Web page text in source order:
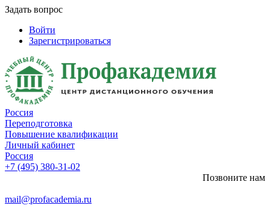
Задать вопрос
Войти
Зарегистрироваться
Россия
Переподготовка
Повышение квалификации
Личный кабинет
Россия
+7 (495) 380-31-02
Позвоните нам
mail@profacademia.ru